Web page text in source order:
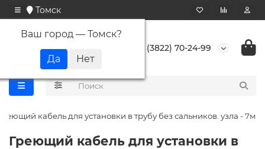
Томск
Ваш город — Томск?
+7 (3822) 70-24-99
кабель для установки в трубу без сальников. узла - 7м
Греющий кабель для установки в